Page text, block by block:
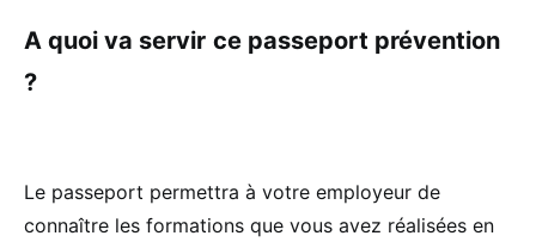
A quoi va servir ce passeport prévention
?
Le passeport permettra à votre employeur de
connaître les formations que vous avez réalisées en